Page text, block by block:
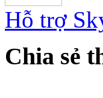
Hỗ trợ
Chia sẻ